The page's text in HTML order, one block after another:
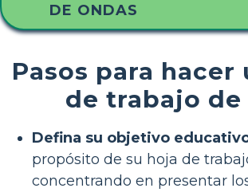
DE ONDAS
Pasos para hacer
de trabajo de
Defina su objetivo
propósito de su hoja de
concentrando en presentar